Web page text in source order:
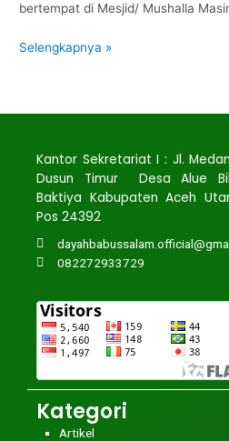
bertempat di Mesjid/ Mushalla
Selengkapnya »
Kantor Sekretariat I : Jl.
Dusun Timur Desa Alue
Baktiya Kabupaten Aceh
Pos 24392
082272933729
Kategori
Artikel